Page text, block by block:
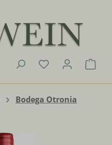
Du hast 0
Bodega Otronia